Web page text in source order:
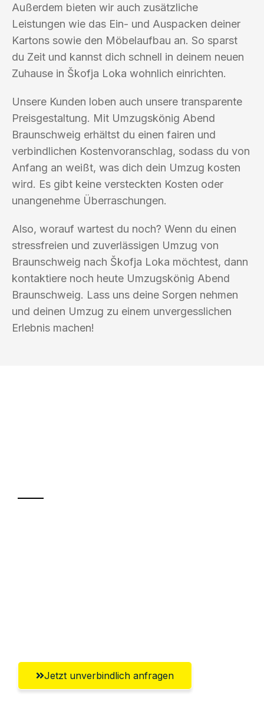
Außerdem bieten wir auch zusätzliche
Leistungen wie das Ein- und Auspacken deiner
Kartons sowie den Möbelaufbau an. So sparst
du Zeit und kannst dich schnell in deinem neuen
Zuhause in Škofja Loka wohnlich einrichten.
Unsere Kunden loben auch unsere transparente
Preisgestaltung. Mit Umzugskönig Abend
Braunschweig erhältst du einen fairen und
verbindlichen Kostenvoranschlag, sodass du von
Anfang an weißt, was dich dein Umzug kosten
wird. Es gibt keine versteckten Kosten oder
unangenehme Überraschungen.
Also, worauf wartest du noch? Wenn du einen
stressfreien und zuverlässigen Umzug von
Braunschweig nach Škofja Loka möchtest, dann
kontaktiere noch heute Umzugskönig Abend
Braunschweig. Lass uns deine Sorgen nehmen
und deinen Umzug zu einem unvergesslichen
Erlebnis machen!
Jetzt unverbindlich anfragen